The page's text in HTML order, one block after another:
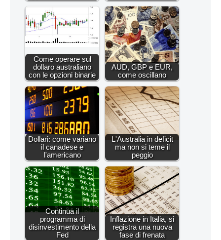
Come operare sul
dollaro australiano
con le opzioni binarie
AUD, GBP e EUR,
come oscillano
Dollari: come variano
il canadese e
l'americano
L'Australia in deficit
ma non si teme il
peggio
Continua il
programma di
disinvestimento della
Fed
Inflazione in Italia, si
registra una nuova
fase di frenata